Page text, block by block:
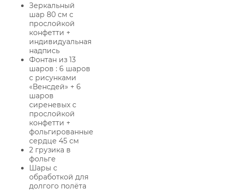
Зеркальный
шар 80 см с
прослойкой
конфетти +
индивидуальная
надпись
Фонтан из 13
шаров : 6 шаров
с рисунками
«Венсдей» + 6
шаров
сиреневых с
прослойкой
конфетти +
фольгированные
сердце 45 см
2 грузика в
фольге
Шары с
обработкой для
долгого полёта